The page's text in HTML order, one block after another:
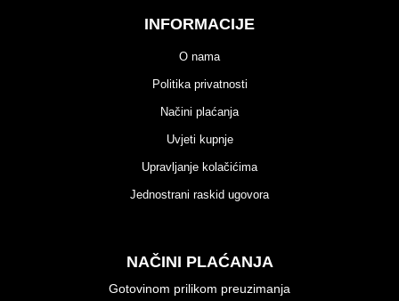
INFORMACIJE
O nama
Politika privatnosti
Načini plaćanja
Uvjeti kupnje
Upravljanje kolačićima
Jednostrani raskid ugovora
NAČINI PLAĆANJA
Gotovinom prilikom preuzimanja